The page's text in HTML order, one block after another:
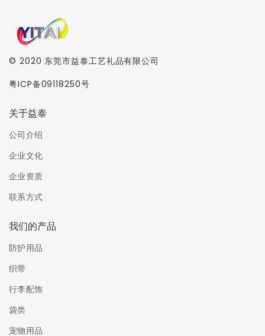
© 2020东莞市益泰工艺礼品有限公司
粤ICP备09118250号
关于益泰
公司介绍
企业文化
企业资质
联系方式
我们的产品
防护用品
织带
行李配饰
袋类
宠物用品